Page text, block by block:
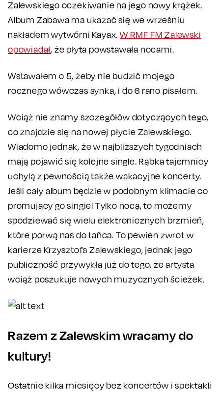
Zalewskiego oczekiwanie na jego nowy krążek.
Album Zabawa ma ukazać się we wrześniu
nakładem wytwórni Kayax.W RMF FM Zalewski
opowiadał, że płyta powstawała nocami.
Wstawałem o 5, żeby nie budzić mojego
rocznego wówczas synka, i do 6 rano pisałem.
Wciąż nie znamy szczegółów dotyczących tego,
co znajdzie się na nowej płycie Zalewskiego.
Wiadomo jednak, że w najbliższych tygodniach
mają pojawić się kolejne single. Rąbka tajemnicy
uchylą z pewnością także wakacyjne koncerty.
Jeśli cały album będzie w podobnym klimacie co
promujący go singiel Tylko nocą, to możemy
spodziewać się wielu elektronicznych brzmień,
które porwą nas do tańca. To pewien zwrot w
karierze Krzysztofa Zalewskiego, jednak jego
publiczność przywykła już do tego, że artysta
wciąż poszukuje nowych muzycznych ścieżek.
Razem z Zalewskim wracamy do
kultury!
Ostatnie kilka miesięcy bez koncertów i spektakli